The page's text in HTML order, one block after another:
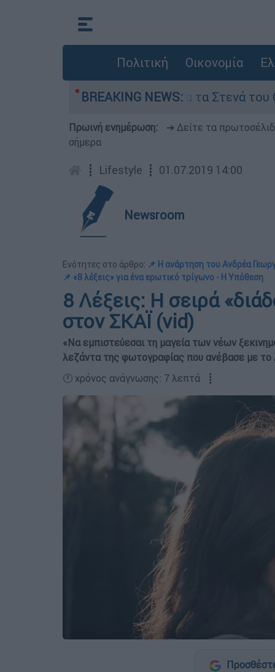
Πολιτική Οικονομία
BREAKING NEWS:
Η μάχη για τα Στενά του Ορμούζ: Τι
Πρωινή ενημέρωση: ➔ Δείτε τα
σήμερα
┋ Lifestyle ┋ 01.07.2019 14:00
Newsroom
Ενότητες στο άρθρο: 📌 Η ανάρτηση του Ανδρέα
📌 «8 λέξεις» για ένα ερωτικό τρίγωνο - Η Υπόθεση
8 Λέξεις: Η σειρά
στον ΣΚΑΪ (vid)
«Να εμπιστεύεσαι τη μαγεία των νέων
λεζάντα της φωτογραφίας που ανέβασε με το
🕛 χρόνος ανάγνωσης: 7 λεπτά ┋